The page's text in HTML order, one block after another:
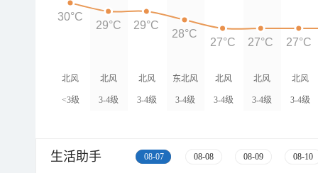
北风
<3级
北风
3-4级
北风
3-4级
东北风
3-4级
北风
3-4级
北风
3-4级
北风
3-4级
30°C
29°C 29°C
28°C
27°C 27°C 27°C
生活助手 08-07 08-08 08-09 08-10